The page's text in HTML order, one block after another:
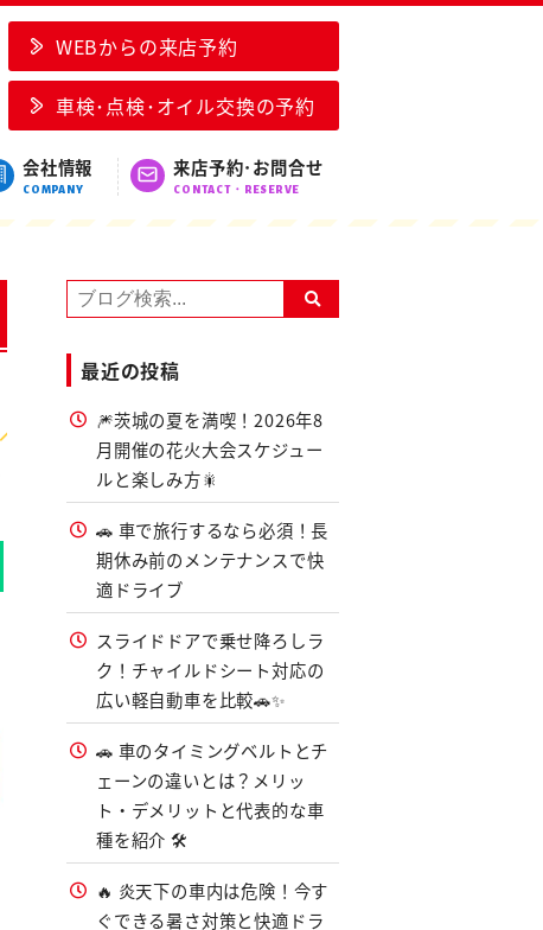
WEBからの来店予約
車検･点検･オイル交換の予約
会社情報
COMPANY
来店予約･お問合せ
CONTACT・RESERVE
最近の投稿
🎆茨城の夏を満喫！2026年8
月開催の花火大会スケジュー
ルと楽しみ方🎇
🚗 車で旅行するなら必須！長
期休み前のメンテナンスで快
適ドライブ
スライドドアで乗せ降ろしラ
ク！チャイルドシート対応の
広い軽自動車を比較🚗✨
🚗 車のタイミングベルトとチ
ェーンの違いとは？メリッ
ト・デメリットと代表的な車
種を紹介 🛠️
🔥 炎天下の車内は危険！今す
ぐできる暑さ対策と快適ドラ